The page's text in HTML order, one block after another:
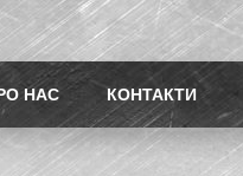
НАС КОНТАКТИ